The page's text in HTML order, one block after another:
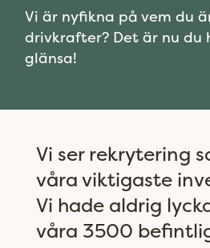
Vi är nyfikna på vem du
drivkrafter? Det är nu du
glänsa!
Vi ser rekrytering
våra viktigaste
Vi hade aldrig
våra 3500